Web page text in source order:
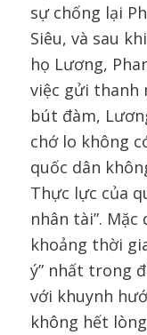
sự chống lại
Siêu, và sau
họ Lương,
việc gửi thanh
bút đàm,
chớ lo không
quốc dân
Thực lực của
nhân tài”.
khoảng thời
ý” nhất trong
với khuynh
không hết